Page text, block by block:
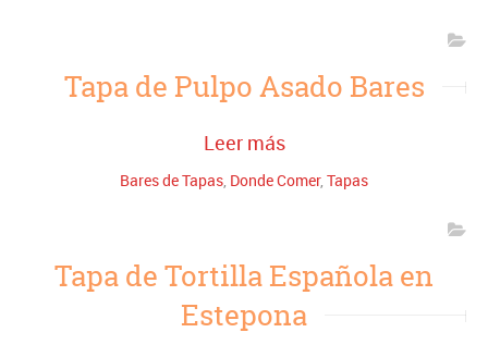
Tapa de Pulpo Asado Bares
Leer más
Bares de Tapas, Donde Comer, Tapas
Tapa de Tortilla Española en
Estepona